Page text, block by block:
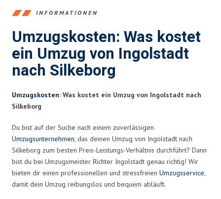
INFORMATIONEN
Umzugskosten: Was kostet
ein Umzug von Ingolstadt
nach Silkeborg
Umzugskosten: Was kostet ein Umzug von Ingolstadt nach
Silkeborg
Du bist auf der Suche nach einem zuverlässigen
Umzugsunternehmen, das deinen Umzug von Ingolstadt nach
Silkeborg zum besten Preis-Leistungs-Verhältnis durchführt? Dann
bist du bei Umzugsmeister Richter Ingolstadt genau richtig! Wir
bieten dir einen professionellen und stressfreien Umzugsservice,
damit dein Umzug reibungslos und bequem abläuft.